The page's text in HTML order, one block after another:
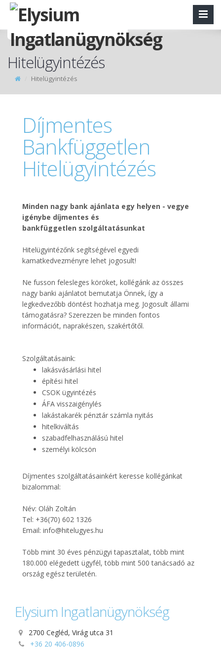
Hitelügyintézés
Hitelügyintézés
Díjmentes
Bankfüggetlen
Hitelügyintézés
Minden nagy bank ajánlata egy helyen - vegye
igénybe díjmentes és
bankfüggetlen szolgáltatásunkat
Hitelügyintézőnk segítségével egyedi
kamatkedvezményre lehet jogosult!
Ne fusson felesleges köröket, kollégánk az összes
nagy banki ajánlatot bemutatja Önnek, így a
legkedvezőbb döntést hozhatja meg. Jogosult állami
támogatásra? Szerezzen be minden fontos
információt, naprakészen, szakértőtől.
Szolgáltatásaink:
lakásvásárlási hitel
építési hitel
CSOK ügyintézés
ÁFA visszaigénylés
lakástakarék pénztár számla nyitás
hitelkiváltás
szabadfelhasználású hitel
személyi kölcsön
Díjmentes szolgáltatásainkért keresse kollégánkat
bizalommal:
Név: Oláh Zoltán
Tel: +36(70) 602 1326
Email: info@hitelugyes.hu
Több mint 30 éves pénzügyi tapasztalat, több mint
180.000 elégedett ügyfél, több mint 500 tanácsadó az
ország egész területén.
Elysium Ingatlanügynökség
2700 Cegléd, Virág utca 31
+36 20 406-0896